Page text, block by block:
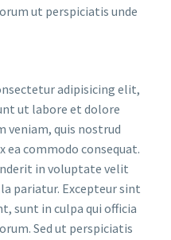
ut perspiciatis unde
adipisicing elit,
ut labore et dolore
veniam, quis nostrud
ea commodo consequat.
in voluptate velit
pariatur. Excepteur sint
sunt in culpa qui officia
Sed ut perspiciatis